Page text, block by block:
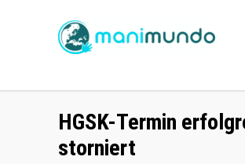
HGSK-Termin
storniert